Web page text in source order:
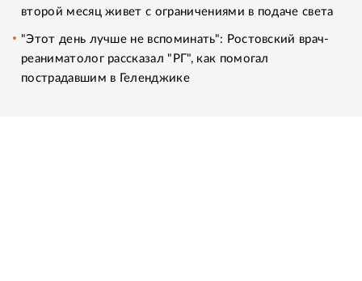
второй месяц живет с ограничениями в подаче света
"Этот день лучше не вспоминать": Ростовский врач-
реаниматолог рассказал "РГ", как помогал
пострадавшим в Геленджике